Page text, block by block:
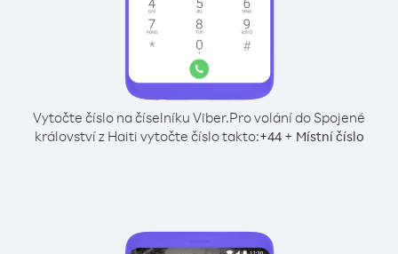
Vytočte číslo na číselníku Viber.Pro volání do Spojené
království z Haiti vytočte číslo takto:+44+ Místní číslo